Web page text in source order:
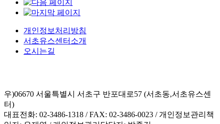
개인정보처리방침
서초유스센터소개
오시는길
우)06670 서울특별시 서초구 반포대로57 (서초동,서초유스센
터)
대표전화: 02-3486-1318 / FAX: 02-3486-0023 / 개인정보관리책